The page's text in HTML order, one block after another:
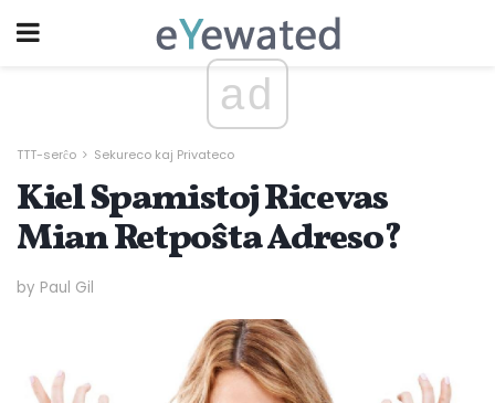
ad
TTT-serĉo Sekureco kaj Privateco
Kiel Spamistoj Ricevas
Mian Retpoŝta Adreso?
by Paul Gil